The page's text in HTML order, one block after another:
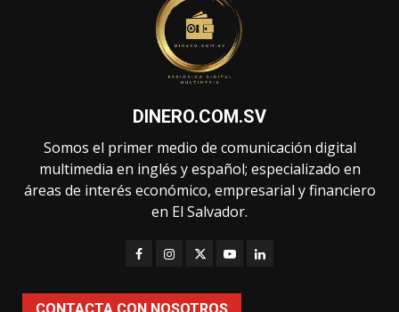
DINERO.COM.SV
Somos el primer medio de comunicación digital
multimedia en inglés y español; especializado en
áreas de interés económico, empresarial y financiero
en El Salvador.
CONTACTA CON NOSOTROS